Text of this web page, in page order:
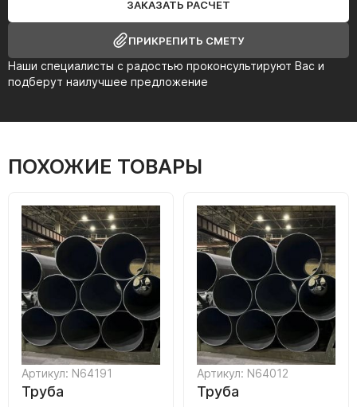
Наши специалисты с радостью проконсультируют Вас и
подберут наилучшее предложение
ЗАКАЗАТЬ РАСЧЕТ
ПРИКРЕПИТЬ СМЕТУ
ПОХОЖИЕ ТОВАРЫ
Артикул: N64191
Труба
Артикул: N64012
Труба